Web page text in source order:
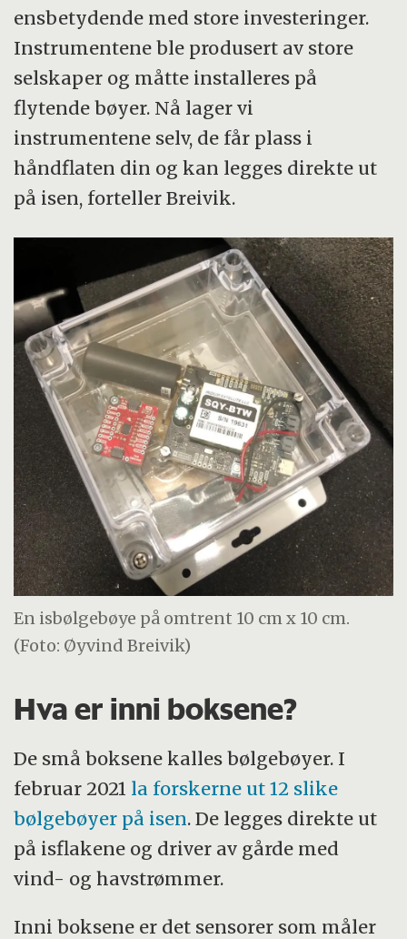
ensbetydende med store investeringer.
Instrumentene ble produsert av store
selskaper og måtte installeres på
flytende bøyer. Nå lager vi
instrumentene selv, de får plass i
håndflaten din og kan legges direkte ut
på isen, forteller Breivik.
En isbølgebøye på omtrent 10 cm x 10 cm.
(Foto: Øyvind Breivik)
Hva er inni boksene?
De små boksene kalles bølgebøyer. I
februar 2021 la forskerne ut 12 slike
bølgebøyer på isen. De legges direkte ut
på isflakene og driver av gårde med
vind- og havstrømmer.
Inni boksene er det sensorer som måler